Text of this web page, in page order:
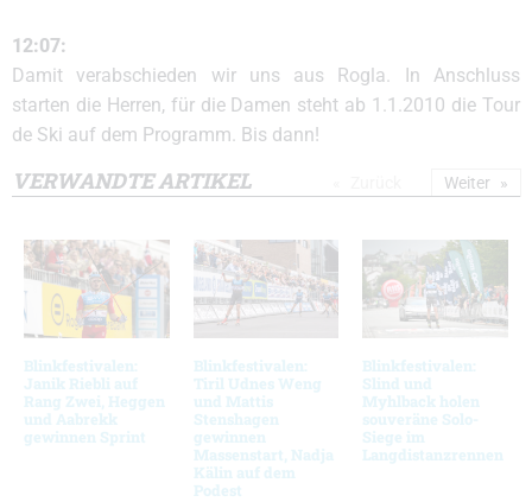
12:07:
Damit verabschieden wir uns aus Rogla. In Anschluss
starten die Herren, für die Damen steht ab 1.1.2010 die Tour
de Ski auf dem Programm. Bis dann!
VERWANDTE ARTIKEL
Blinkfestivalen:
Janik Riebli auf
Rang Zwei, Heggen
und Aabrekk
gewinnen Sprint
Blinkfestivalen:
Tiril Udnes Weng
und Mattis
Stenshagen
gewinnen
Massenstart, Nadja
Kälin auf dem
Podest
Blinkfestivalen:
Slind und
Myhlback holen
souveräne Solo-
Siege im
Langdistanzrennen
Weiter